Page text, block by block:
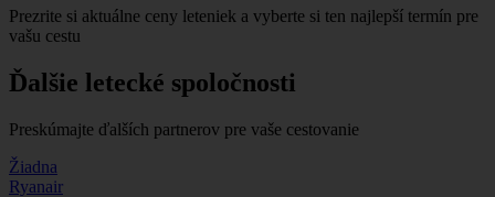
Prezrite si aktuálne ceny leteniek a vyberte si ten najlepší termín pre
vašu cestu
Ďalšie letecké spoločnosti
Preskúmajte ďalších partnerov pre vaše cestovanie
Žiadna
Ryanair